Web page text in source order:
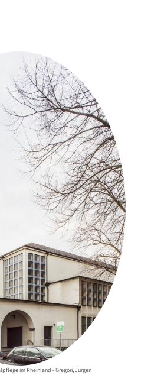
im Rheinland - Gregori, Jürgen